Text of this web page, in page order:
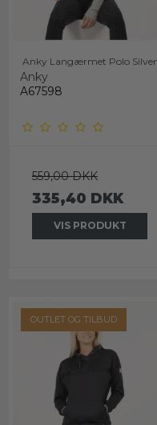
Anky Langærmet Polo Silver
Anky
A67598
559,00 DKK
335,40 DKK
VIS PRODUKT
OUTLET OG TILBUD